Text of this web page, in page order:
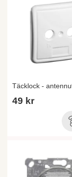
Täcklock -
49 kr